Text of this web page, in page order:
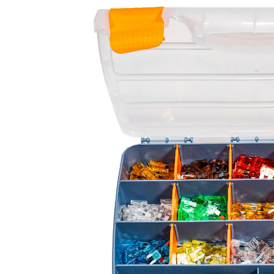
LED-baglygter
LED-
LED-Positionslys og
LED-Belysningssæt LED-
LED-fordelspakker til
LED-
LED-
Stik, kabelbindere og
relæer til traktor og